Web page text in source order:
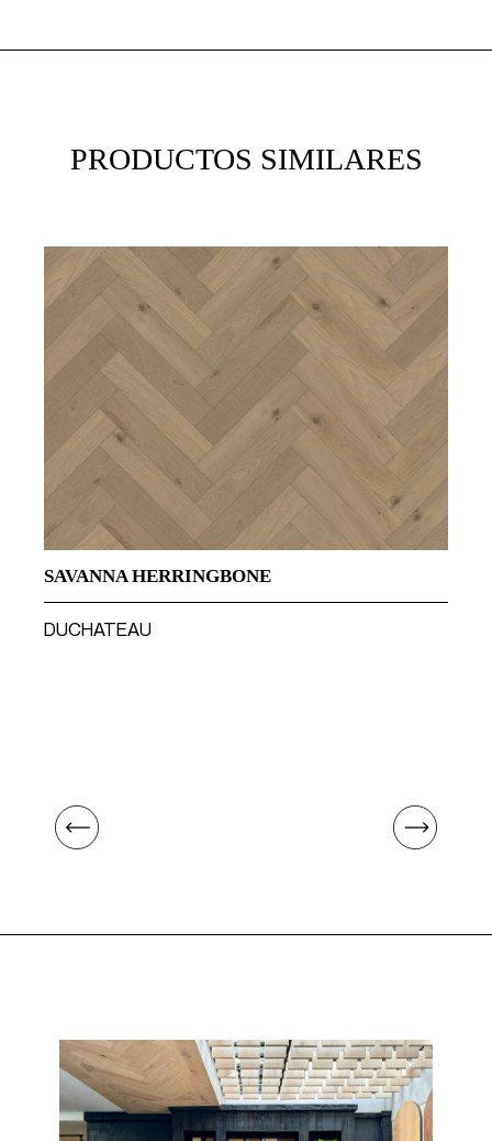
PRODUCTOS SIMILARES
SAVANNA HERRINGBONE
DUCHATEAU